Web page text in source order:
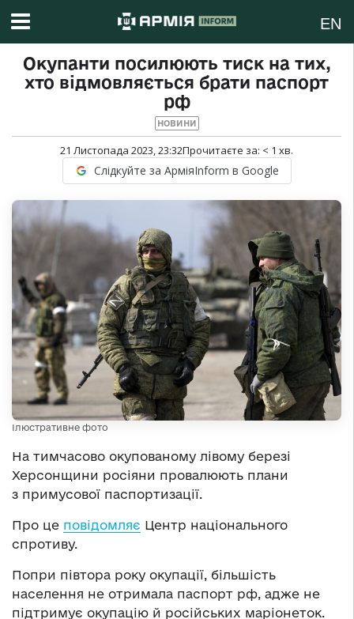
EN
Окупанти посилюють тиск на тих,
хто відмовляється брати паспорт
рф
НОВИНИ
21 Листопада 2023, 23:32Прочитаєте за: < 1 хв.
Слідкуйте за АрміяInform в Google
Ілюстративне фото
На тимчасово окупованому лівому березі
Херсонщини росіяни провалюють плани
з примусової паспортизації.
Про це повідомляє Центр національного
спротиву.
Попри півтора року окупації, більшість
населення не отримала паспорт рф, адже не
підтримує окупацію й російських маріонеток.